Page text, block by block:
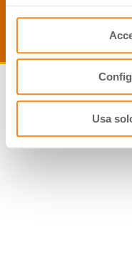
consenso cliccando
saranno attivati i soli
funzionamento del sito.
Usa